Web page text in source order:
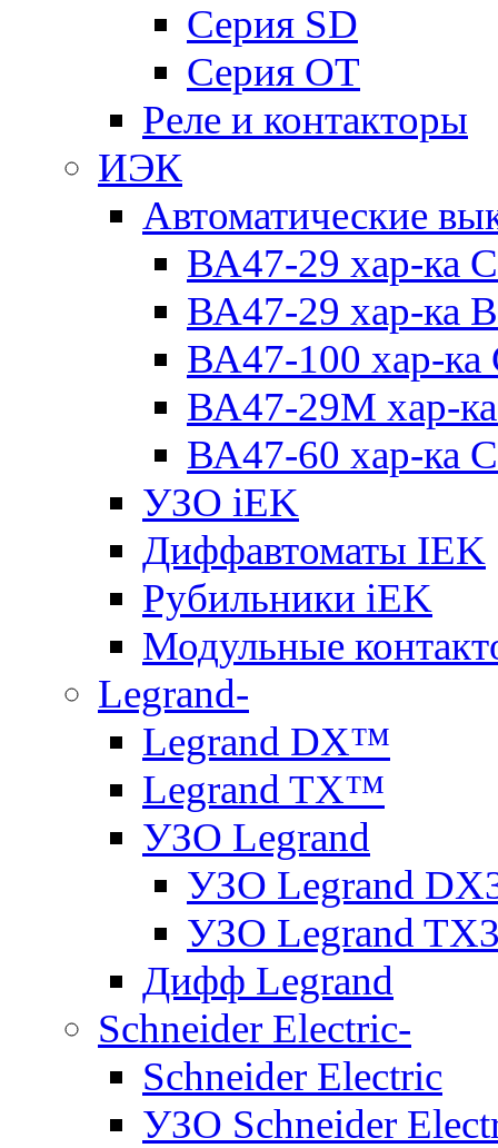
Серия SD
Серия ОТ
Реле и контакторы
ИЭК
Автоматические
ВА47-29 хар-ка C
ВА47-29 хар-ка B
ВА47-100 хар-ка
ВА47-29M хар-
ВА47-60 хар-ка C
УЗО iEK
Диффавтоматы IEK
Рубильники iEK
Модульные
Legrand-
Legrand DX™
Legrand TX™
УЗО Legrand
УЗО Legrand
УЗО Legrand
Дифф Legrand
Schneider Electric-
Schneider Electric
УЗО Schneider